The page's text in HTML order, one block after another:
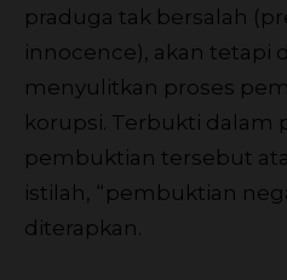
praduga tak bersalah
innocence), akan tetapi
menyulitkan proses
korupsi. Terbukti dalam
pembuktian tersebut
istilah, “pembuktian
diterapkan.